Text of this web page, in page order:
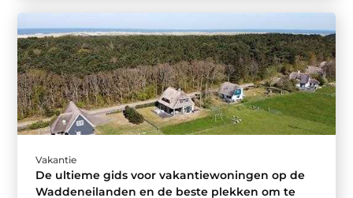
Vakantie
De ultieme gids voor vakantiewoningen op de
Waddeneilanden en de beste plekken om te